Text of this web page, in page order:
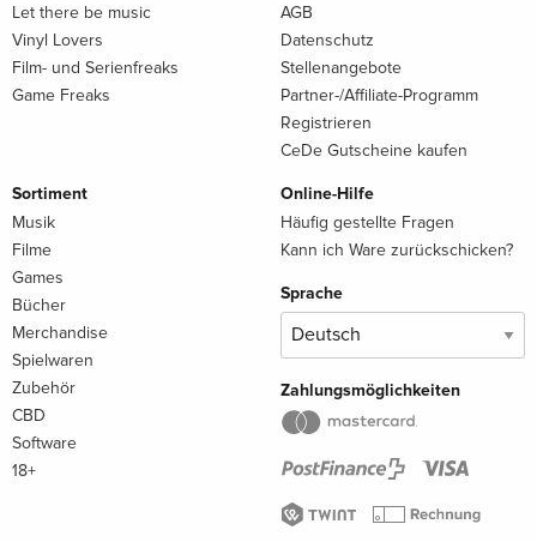
Let there be music
Vinyl Lovers
Film- und Serienfreaks
Game Freaks
AGB
Datenschutz
Stellenangebote
Partner-/Affiliate-Programm
Registrieren
CeDe Gutscheine kaufen
Sortiment
Musik
Filme
Games
Bücher
Merchandise
Spielwaren
Zubehör
CBD
Software
18+
Online-Hilfe
Häufig gestellte Fragen
Kann ich Ware zurückschicken?
Sprache
Zahlungsmöglichkeiten